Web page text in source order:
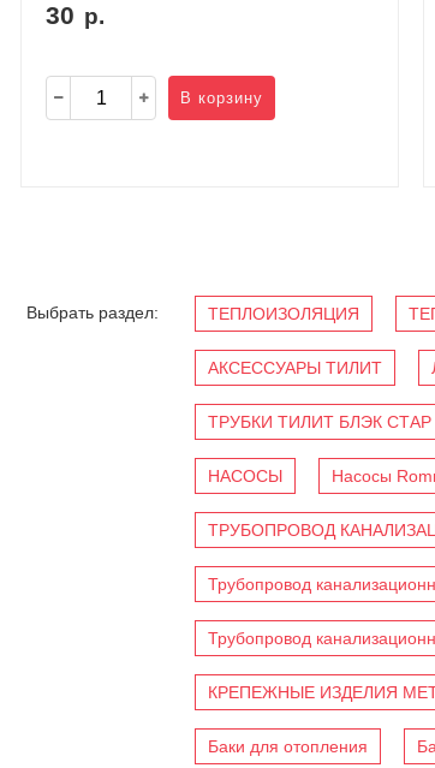
30 р.
В корзину
Выбрать раздел: ТЕПЛОИЗОЛЯЦИЯ
АКСЕССУАРЫ ТИЛИТ
ТРУБКИ ТИЛИТ БЛЭК СТАР
НАСОСЫ Насосы
ТРУБОПРОВОД
Трубопровод
Трубопровод
КРЕПЕЖНЫЕ ИЗДЕЛИЯ
Баки для отопления